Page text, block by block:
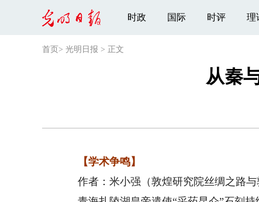
时政 国际 时评 理
首页 > 光明日报 > 正文
从秦
【学术争鸣】
作者：米小强（敦煌研究院丝绸之路与